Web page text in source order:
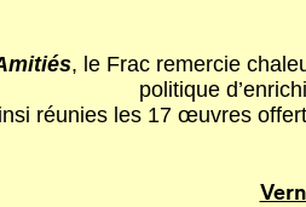
, le Frac remercie
politique
réunies les 17 œuvres